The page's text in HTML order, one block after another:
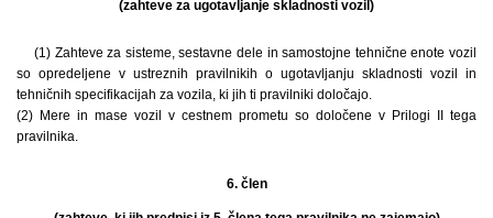
(zahteve za ugotavljanje skladnosti vozil)
(1) Zahteve za sisteme, sestavne dele in samostojne tehnične enote vozil
so opredeljene v ustreznih pravilnikih o ugotavljanju skladnosti vozil in
tehničnih specifikacijah za vozila, ki jih ti pravilniki določajo.
(2) Mere in mase vozil v cestnem prometu so določene v Prilogi II tega
pravilnika.
6. člen